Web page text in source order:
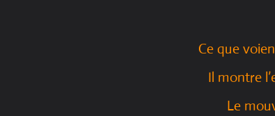
Ce que
Il montre
Le